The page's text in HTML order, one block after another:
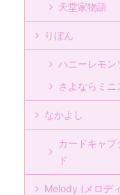
天堂家物語
りぼん
ハニーレモン
さよならミニ
なかよし
カードキャ
ド
Melody (メロデ